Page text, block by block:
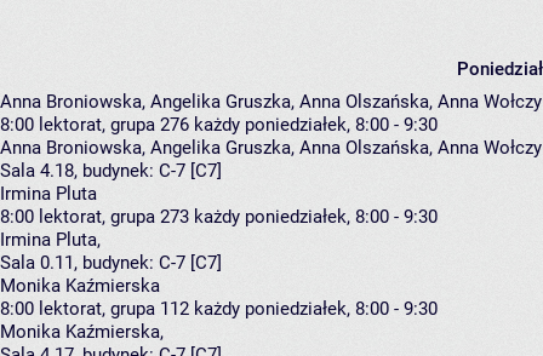
Anna Broniowska, Angelika Gruszka, Anna Olszańska, Anna
8:00 lektorat, grupa 276 każdy poniedziałek, 8:00 - 9:30
Anna Broniowska, Angelika Gruszka, Anna Olszańska, Anna
Sala 4.18, budynek: C-7 [C7]
Irmina Pluta
8:00 lektorat, grupa 273 każdy poniedziałek, 8:00 - 9:30
Irmina Pluta,
Sala 0.11, budynek: C-7 [C7]
Monika Kaźmierska
8:00 lektorat, grupa 112 każdy poniedziałek, 8:00 - 9:30
Monika Kaźmierska,